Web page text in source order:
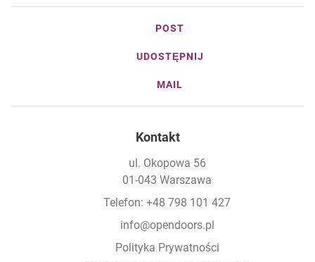
POST
UDOSTĘPNIJ
MAIL
Kontakt
ul. Okopowa 56
01-043 Warszawa
Telefon: +48 798 101 427
info@opendoors.pl
Polityka Prywatności